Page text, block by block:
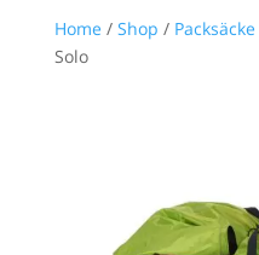
Home / Shop / Packsäcke
Solo